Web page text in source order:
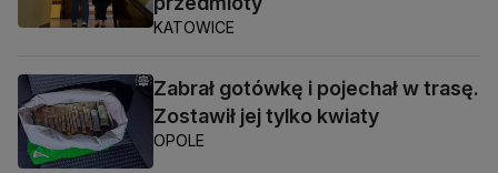
KATOWICE
Zabrał gotówkę i pojechał w trasę.
Zostawił jej tylko kwiaty
OPOLE